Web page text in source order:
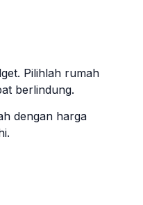
Pilihlah rumah
berlindung.
dengan harga